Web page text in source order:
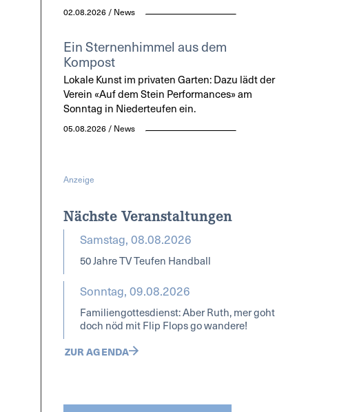
02.08.2026 / News
Ein Sternenhimmel aus dem
Kompost
Lokale Kunst im privaten Garten: Dazu lädt der
Verein «Auf dem Stein Performances» am
Sonntag in Niederteufen ein.
05.08.2026 / News
Anzeige
Nächste Veranstaltungen
Samstag, 08.08.2026
50 Jahre TV Teufen Handball
Sonntag, 09.08.2026
Familiengottesdienst: Aber Ruth, mer goht
doch nöd mit Flip Flops go wandere!
ZUR AGENDA